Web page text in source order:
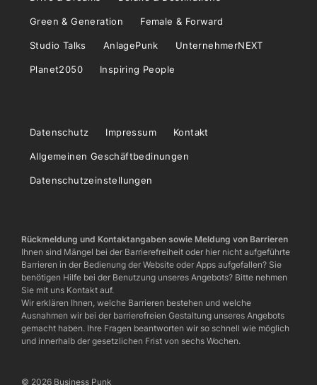
Green & Generation Female & Forward
Studio Talks AnlagePunk UnternehmerNEXT
Planet2050 Inspiring People
Datenschutz Impressum Kontakt
Allgemeinen Geschäftbedinungen
Datenschutzeinstellungen
Rückmeldung und Kontaktangaben sowie Meldung von Barrieren
Ihnen sind Mängel bei der Barrierefreiheit oder hier nicht aufgeführte
Barrieren in der Bedienung der Website oder Apps aufgefallen? Sie
benötigen Hilfe bei der Benutzung unseres Angebots? Bitte nehmen
Sie mit uns Kontakt auf.
Wir erklären Ihnen, welche Barrieren bestehen und welche
Ausnahmen wir bei der barrierefreien Gestaltung unseres Angebots
gemacht haben. Ihre Fragen beantworten wir so schnell wie möglich
und innerhalb der gesetzlichen Frist von sechs Wochen.
© 2026 Business Punk